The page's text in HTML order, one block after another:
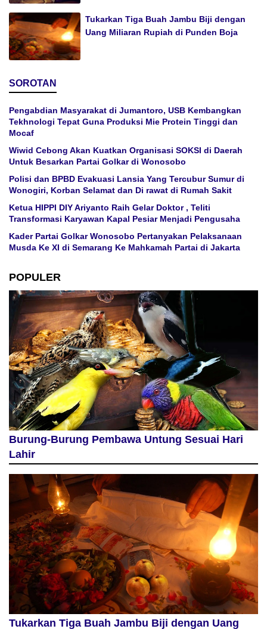
Tukarkan Tiga Buah Jambu Biji dengan
Uang Miliaran Rupiah di Punden Boja
SOROTAN
Pengabdian Masyarakat di Jumantoro, USB Kembangkan
Tekhnologi Tepat Guna Produksi Mie Protein Tinggi dan
Mocaf
Wiwid Cebong Akan Kuatkan Organisasi SOKSI di Daerah
Untuk Besarkan Partai Golkar di Wonosobo
Polisi dan BPBD Evakuasi Lansia Yang Tercubur Sumur di
Wonogiri, Korban Selamat dan Di rawat di Rumah Sakit
Ketua HIPPI DIY Ariyanto Raih Gelar Doktor , Teliti
Transformasi Karyawan Kapal Pesiar Menjadi Pengusaha
Kader Partai Golkar Wonosobo Pertanyakan Pelaksanaan
Musda Ke XI di Semarang Ke Mahkamah Partai di Jakarta
POPULER
Burung-Burung Pembawa Untung Sesuai Hari
Lahir
Tukarkan Tiga Buah Jambu Biji dengan Uang